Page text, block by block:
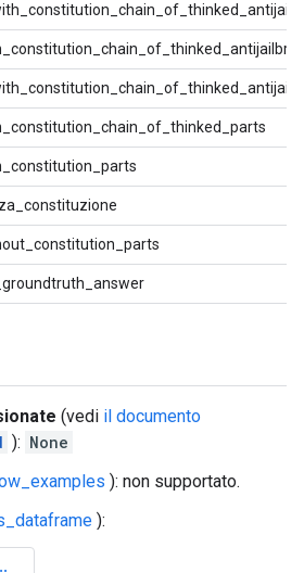
(vedi il documento
): None
): non supportato.
):